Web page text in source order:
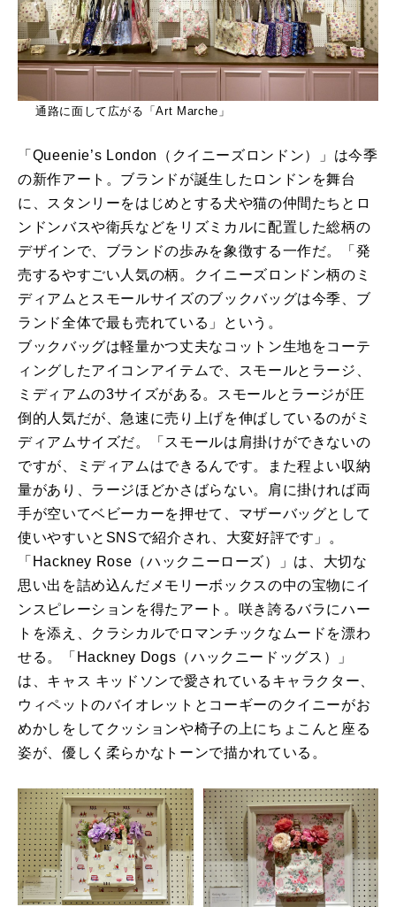
通路に面して広がる「Art Marche」
「Queenie’s London（クイニーズロンドン）」は今季
の新作アート。ブランドが誕生したロンドンを舞台
に、スタンリーをはじめとする犬や猫の仲間たちとロ
ンドンバスや衛兵などをリズミカルに配置した総柄の
デザインで、ブランドの歩みを象徴する一作だ。「発
売するやすごい人気の柄。クイニーズロンドン柄のミ
ディアムとスモールサイズのブックバッグは今季、ブ
ランド全体で最も売れている」という。
ブックバッグは軽量かつ丈夫なコットン生地をコーテ
ィングしたアイコンアイテムで、スモールとラージ、
ミディアムの3サイズがある。スモールとラージが圧
倒的人気だが、急速に売り上げを伸ばしているのがミ
ディアムサイズだ。「スモールは肩掛けができないの
ですが、ミディアムはできるんです。また程よい収納
量があり、ラージほどかさばらない。肩に掛ければ両
手が空いてベビーカーを押せて、マザーバッグとして
使いやすいとSNSで紹介され、大変好評です」。
「Hackney Rose（ハックニーローズ）」は、大切な
思い出を詰め込んだメモリーボックスの中の宝物にイ
ンスピレーションを得たアート。咲き誇るバラにハー
トを添え、クラシカルでロマンチックなムードを漂わ
せる。「Hackney Dogs（ハックニードッグス）」
は、キャス キッドソンで愛されているキャラクター、
ウィペットのバイオレットとコーギーのクイニーがお
めかしをしてクッションや椅子の上にちょこんと座る
姿が、優しく柔らかなトーンで描かれている。